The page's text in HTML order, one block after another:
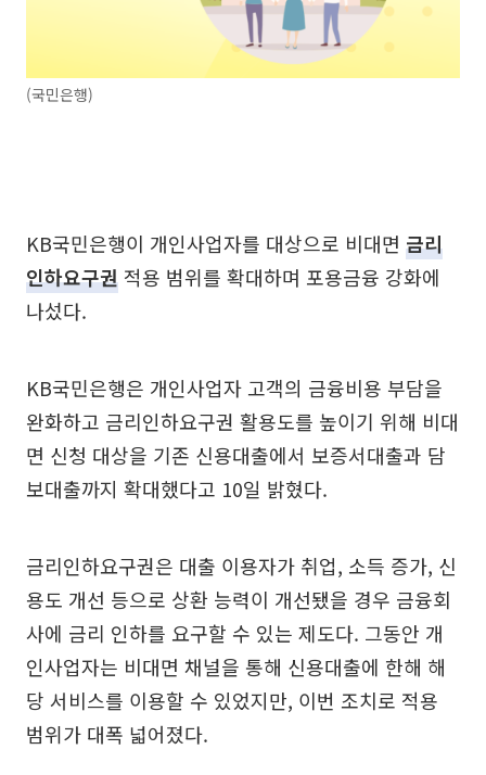
(국민은행)
KB국민은행이 개인사업자를 대상으로 비대면 금리
인하요구권 적용 범위를 확대하며 포용금융 강화에
나섰다.
KB국민은행은 개인사업자 고객의 금융비용 부담을
완화하고 금리인하요구권 활용도를 높이기 위해 비대
면 신청 대상을 기존 신용대출에서 보증서대출과 담
보대출까지 확대했다고 10일 밝혔다.
금리인하요구권은 대출 이용자가 취업, 소득 증가, 신
용도 개선 등으로 상환 능력이 개선됐을 경우 금융회
사에 금리 인하를 요구할 수 있는 제도다. 그동안 개
인사업자는 비대면 채널을 통해 신용대출에 한해 해
당 서비스를 이용할 수 있었지만, 이번 조치로 적용
범위가 대폭 넓어졌다.